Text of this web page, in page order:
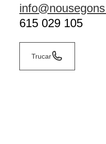
615 029 105
Trucar